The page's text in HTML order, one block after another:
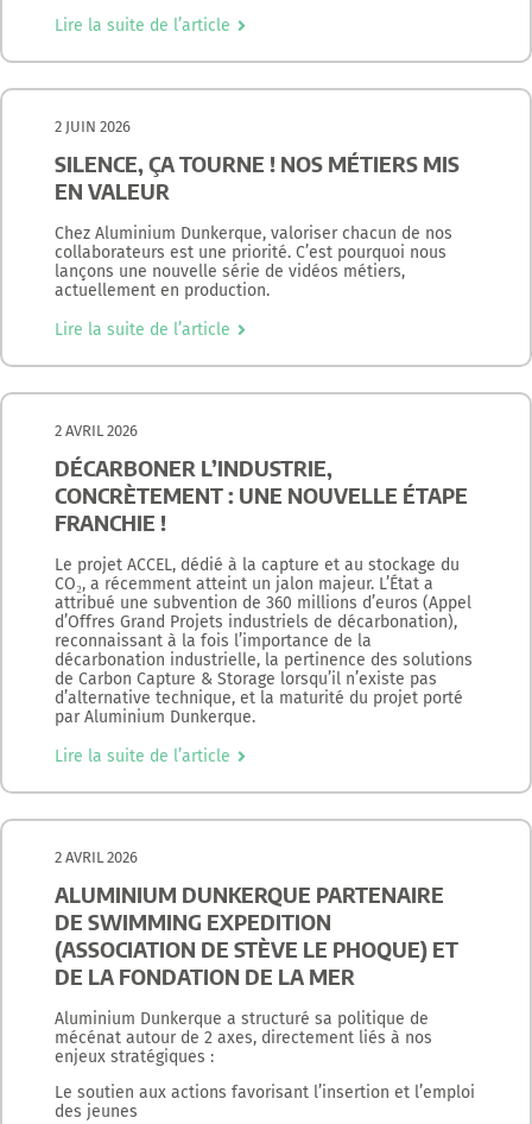
Lire la suite de l’article
2 JUIN 2026
SILENCE, ÇA TOURNE ! NOS MÉTIERS MIS
EN VALEUR
Chez Aluminium Dunkerque, valoriser chacun de nos
collaborateurs est une priorité. C’est pourquoi nous
lançons une nouvelle série de vidéos métiers,
actuellement en production.
Lire la suite de l’article
2 AVRIL 2026
DÉCARBONER L’INDUSTRIE,
CONCRÈTEMENT : UNE NOUVELLE ÉTAPE
FRANCHIE !
Le projet ACCEL, dédié à la capture et au stockage du
CO₂, a récemment atteint un jalon majeur. L’État a
attribué une subvention de 360 millions d’euros (Appel
d’Offres Grand Projets industriels de décarbonation),
reconnaissant à la fois l’importance de la
décarbonation industrielle, la pertinence des solutions
de Carbon Capture & Storage lorsqu’il n’existe pas
d’alternative technique, et la maturité du projet porté
par Aluminium Dunkerque.
Lire la suite de l’article
2 AVRIL 2026
ALUMINIUM DUNKERQUE PARTENAIRE
DE SWIMMING EXPEDITION
(ASSOCIATION DE STÈVE LE PHOQUE) ET
DE LA FONDATION DE LA MER
Aluminium Dunkerque a structuré sa politique de
mécénat autour de 2 axes, directement liés à nos
enjeux stratégiques :
Le soutien aux actions favorisant l’insertion et l’emploi
des jeunes